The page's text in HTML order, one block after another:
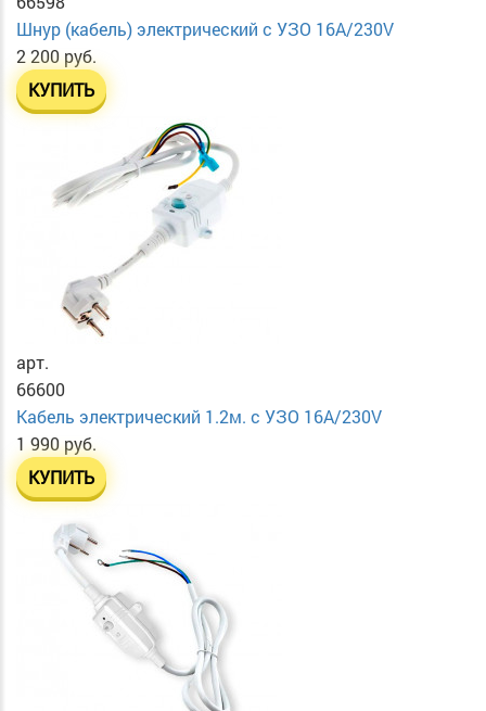
Шнур (кабель) электрический с УЗО 16А/230V
2 200 руб.
КУПИТЬ
арт.
66600
Кабель электрический 1.2м. с УЗО 16А/230V
1 990 руб.
КУПИТЬ